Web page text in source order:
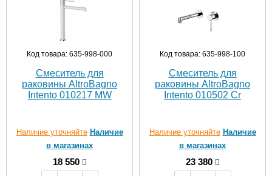
Код товара: 635-998-000
Смеситель для
раковины AltroBagno
Intento 010217 MW
Наличие уточняйте Наличие
в магазинах
18 550
Код товара: 635-998-100
Смеситель для
раковины AltroBagno
Intento 010502 Cr
Наличие уточняйте Наличие
в магазинах
23 380